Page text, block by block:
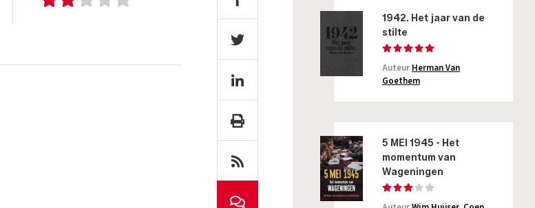
1942. Het jaar van de
stilte
Auteur Herman Van
Goethem
5 MEI 1945 - Het
momentum van
Wageningen